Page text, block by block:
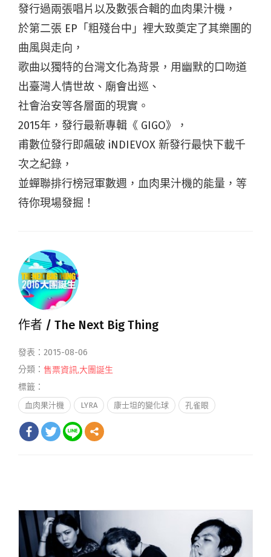
發行過兩張唱片以及數張合輯的血肉果汁機，
於第二張 EP「粗殘台中」裡大致奠定了其樂團的
曲風與走向，
歌曲以獨特的台灣文化為背景，用幽默的口吻道
出臺灣人情世故、廟會出巡、
社會治安等各層面的現實。
2015年，發行最新專輯《 GIGO》，
甫數位發行即飆破 iNDIEVOX 新發行最快下載千
次之紀錄，
並蟬聯排行榜冠軍數週，血肉果汁機的能量，等
待你現場發掘！
作者 / The Next Big Thing
發表：2015-08-06
分類： 售票資訊,大團誕生
標籤：
血肉果汁機 LYRA 康士坦的變化球 孔雀眼